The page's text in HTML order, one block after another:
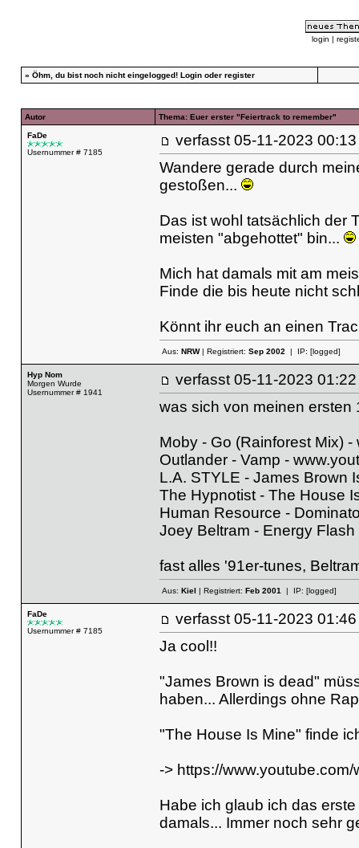
login |
» Öhm, du bist noch nicht eingelogged! Loginoder register
Autor Thema: Euer erster "Feiertrack to remember"
FaDe
Usernummer # 7185
verfasst 05-11-2023
Wandere gerade durch
gestoßen...
Das ist wohl tatsächlich der
meisten "abgehottet" bin...
Mich hat damals mit am
Finde die bis heute nicht
Könnt ihr euch an einen
Aus: NRW| Registriert: Sep 2002| IP: [logged]
Hyp Nom
Morgen Wurde
Usernummer # 1941
verfasst 05-11-2023
was sich von meinen ersten
Moby - Go (Rainforest Mix) -
Outlander - Vamp -
L.A. STYLE - James Brown
The Hypnotist - The House
Human Resource -
Joey Beltram - Energy
fast alles '91er-tunes,
Aus: Kiel | Registriert: Feb 2001| IP: [logged]
FaDe
Usernummer # 7185
verfasst 05-11-2023
Ja cool!!
"James Brown is dead"
haben... Allerdings ohne
"The House Is Mine" finde
-> https://
Habe ich glaub ich das
damals... Immer noch sehr